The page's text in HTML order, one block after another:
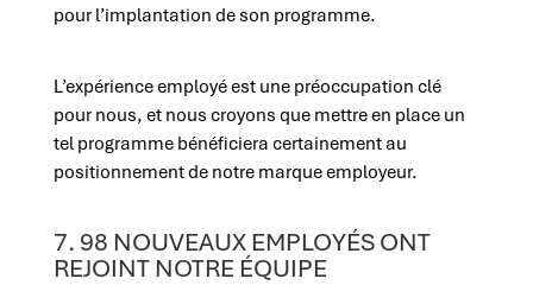
pour l’implantation de son programme.
L’expérience employé est une préoccupation clé
pour nous, et nous croyons que mettre en place un
tel programme bénéficiera certainement au
positionnement de notre marque employeur.
7. 98 NOUVEAUX EMPLOYÉS ONT
REJOINT NOTRE ÉQUIPE